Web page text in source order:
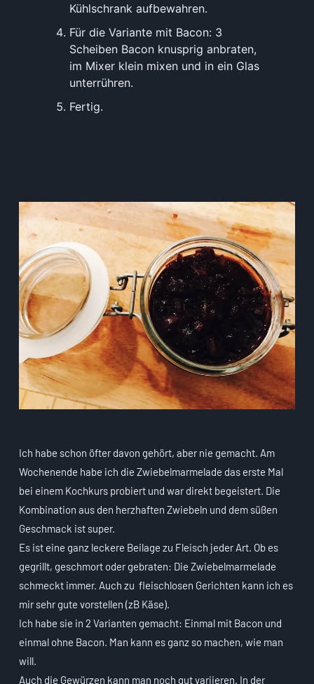
Kühlschrank aufbewahren.
Für die Variante mit Bacon: 3
Scheiben Bacon knusprig anbraten,
im Mixer klein mixen und in ein Glas
unterrühren.
Fertig.
Ich habe schon öfter davon gehört, aber nie gemacht. Am
Wochenende habe ich die Zwiebelmarmelade das erste Mal
bei einem Kochkurs probiert und war direkt begeistert. Die
Kombination aus den herzhaften Zwiebeln und dem süßen
Geschmack ist super.
Es ist eine ganz leckere Beilage zu Fleisch jeder Art. Ob es
gegrillt, geschmort oder gebraten: Die Zwiebelmarmelade
schmeckt immer. Auch zu fleischlosen Gerichten kann ich es
mir sehr gute vorstellen (zB Käse).
Ich habe sie in 2 Varianten gemacht: Einmal mit Bacon und
einmal ohne Bacon. Man kann es ganz so machen, wie man
will.
Auch die Gewürzen kann man noch gut variieren. In der